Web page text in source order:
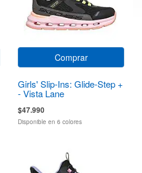
Comprar
Girls' Slip-Ins: Glide-Step +
- Vista Lane
$47.990
Disponible en 6 colores